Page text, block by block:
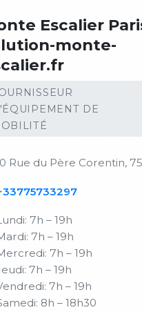
Escalier
monte-
DE
Rue du Père Corentin,
7h – 19h
7h – 19h
7h – 19h
7h – 19h
7h – 19h
8h – 18h30